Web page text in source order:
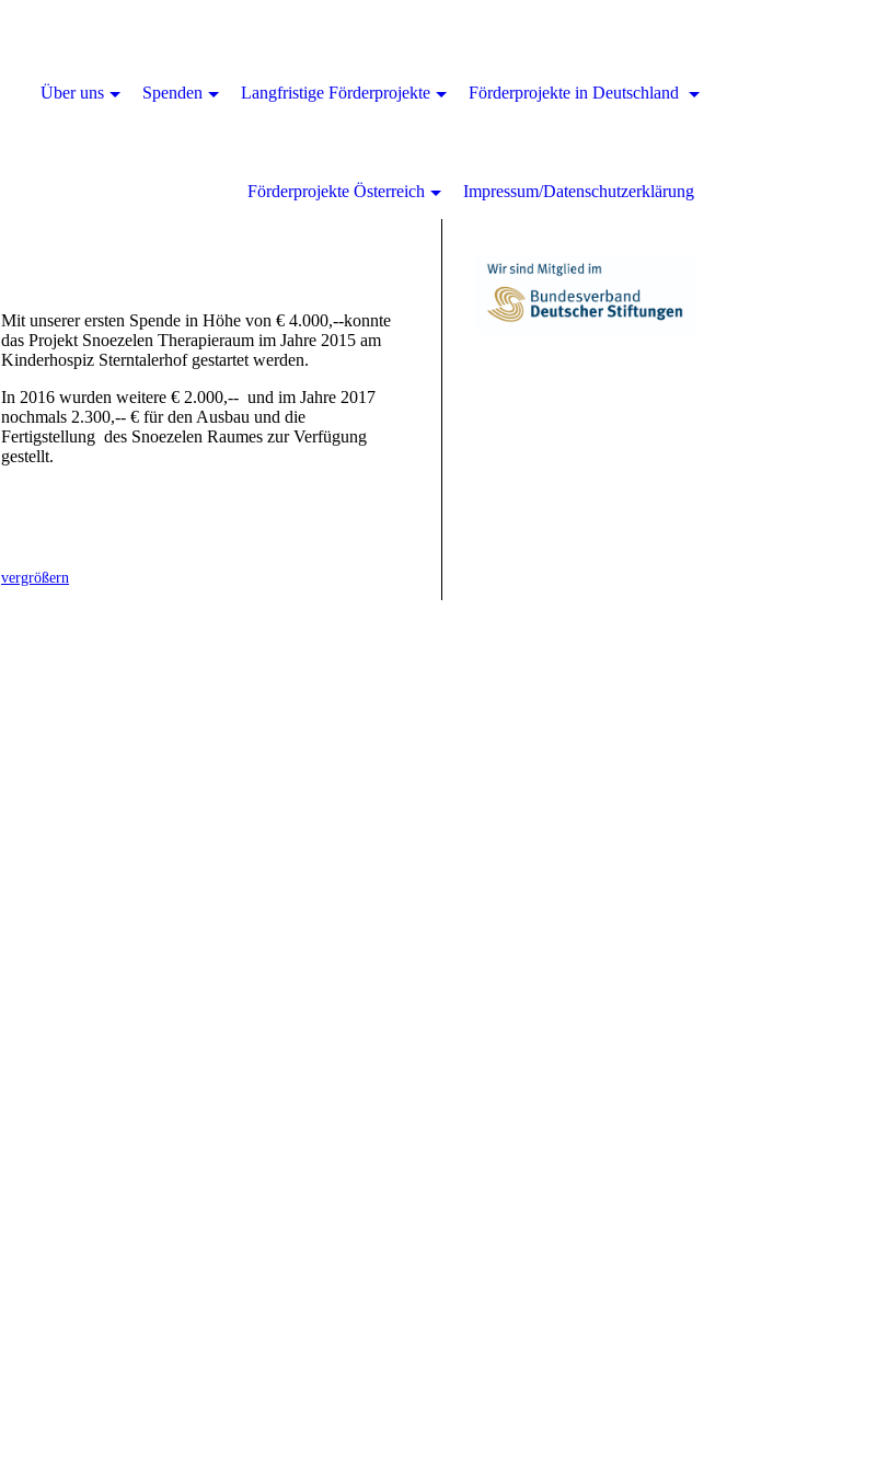
Mit unserer ersten Spende in Höhe von € 4.000,--konnte
das Projekt Snoezelen Therapieraum im Jahre 2015 am
Kinderhospiz Sterntalerhof gestartet werden.
In 2016 wurden weitere € 2.000,-- und im Jahre 2017
nochmals 2.300,-- € für den Ausbau und die
Fertigstellung des Snoezelen Raumes zur Verfügung
gestellt.
vergrößern
Über uns Spenden Langfristige Förderprojekte Förderprojekte in Deutschland
Förderprojekte Österreich Impressum/Datenschutzerklärung